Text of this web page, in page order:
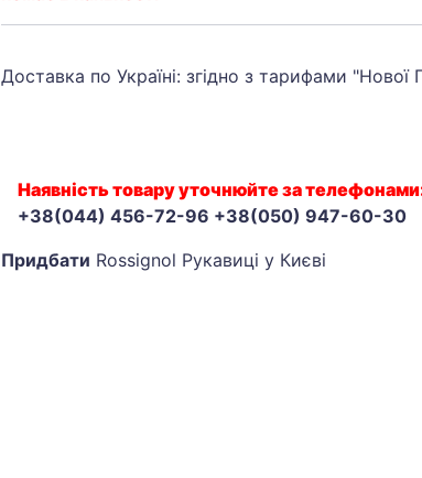
Доставка по Україні: згідно з тарифами "Нової
Наявність товару уточнюйте за
+38(044) 456-72-96 +38(050) 947-60-30
Придбати Rossignol Рукавиці у Києві